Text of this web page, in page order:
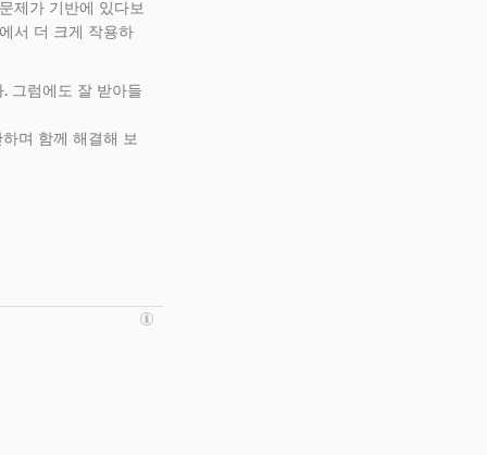
제가 기반에 있다보
서 더 크게 작용하
그럼에도 잘 받아들
며 함께 해결해 보